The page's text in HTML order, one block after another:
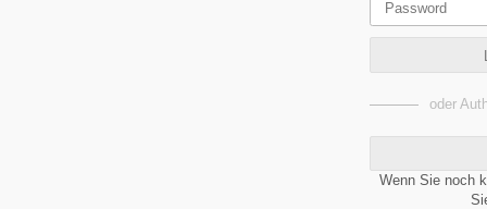
oder
Wenn Sie noch